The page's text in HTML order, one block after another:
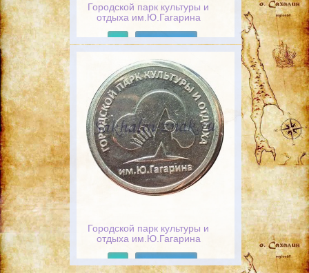
Городской парк культуры и
отдыха им.Ю.Гагарина
Городской парк культуры и
отдыха им.Ю.Гагарина